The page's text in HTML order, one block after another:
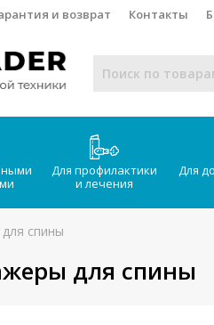
и возврат Контакты
Для профилактики
и лечения
Для
спины
для спины